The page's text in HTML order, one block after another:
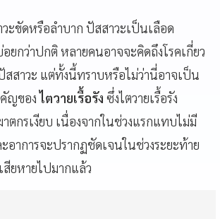
ะขัดหรือลำบาก ปัสสาวะเป็นเลือด
ยกว่าปกติ หลายคนอาจจะคิดถึงโรคเกี่ยว
สาวะ แต่ทั้งนี้ทราบหรือไม่ว่านี่อาจเป็น
ญของไตวายเรื้อรัง ซึ่งไตวายเรื้อรัง
ตกรเงียบ เนื่องจากในช่วงแรกแทบไม่มี
าการจะปรากฏชัดเจนในช่วงระยะท้าย
สียหายไปมากแล้ว